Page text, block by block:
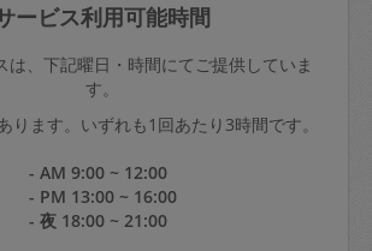
ービス利用可能時間
は、下記曜日・時間にてご提供していま
す。
ります。いずれも1回あたり3時間です。
- AM 9:00 ~ 12:00
- PM 13:00 ~ 16:00
- 夜 18:00 ~ 21:00